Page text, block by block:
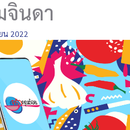
จินดา
น 2022